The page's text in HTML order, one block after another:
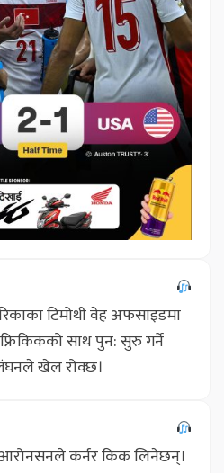
टिमोथी वेह अफसाइडमा
साथ पुन: सुरु गर्ने
खेल रोक्छ।
आरोनसनले कर्नर किक लिनेछन्।